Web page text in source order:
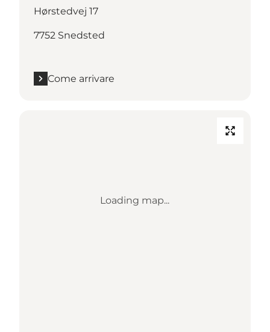
Hørstedvej 17
7752 Snedsted
Come arrivare
Loading map...